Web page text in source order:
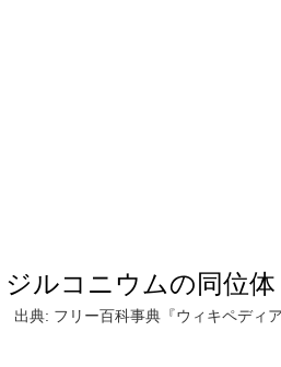
ジルコニウムの同位体
出典: フリー百科事典『ウィキペディ